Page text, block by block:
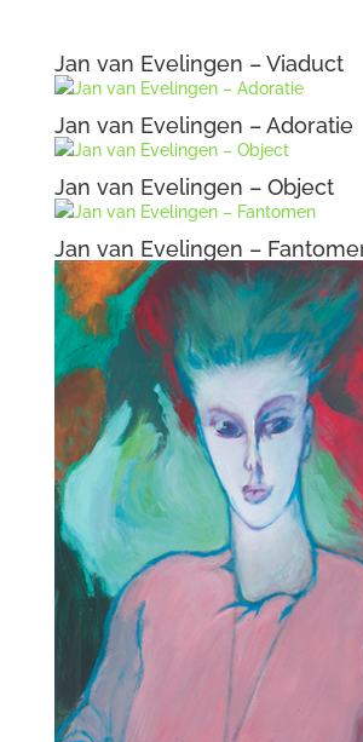
Jan van Evelingen – Viaduct
Jan van Evelingen – Adoratie
Jan van Evelingen – Object
Jan van Evelingen –